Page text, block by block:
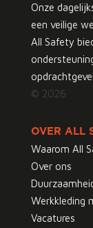
Onze
een veilige
All Safety
© 2026
OVER ALL
Waarom All
Over ons
Werkkleding
Vacatures